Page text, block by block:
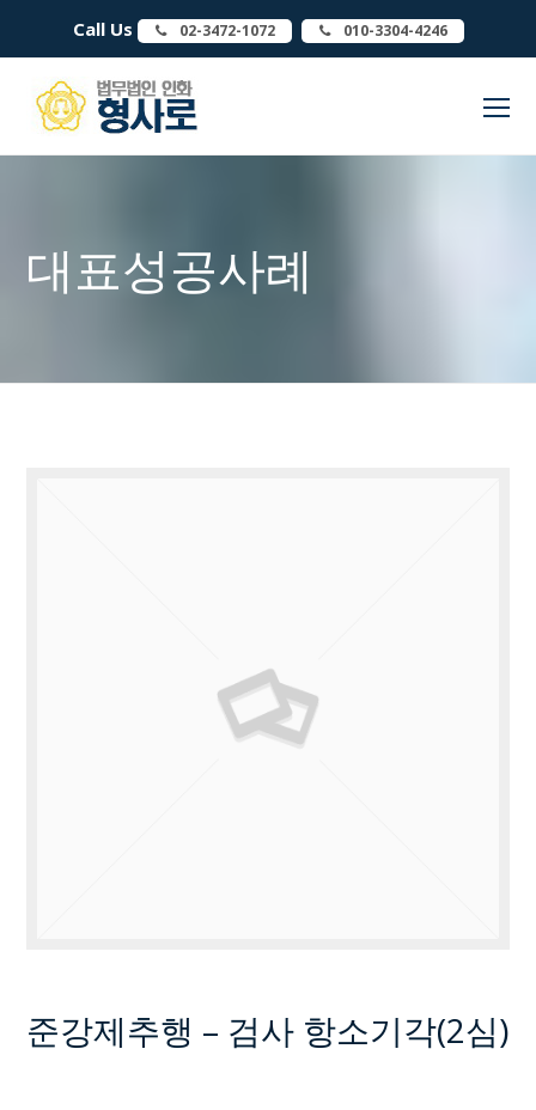
Call Us 02-3472-1072 010-3304-4246
대표성공사례
준강제추행 – 검사 항소기각(2심)